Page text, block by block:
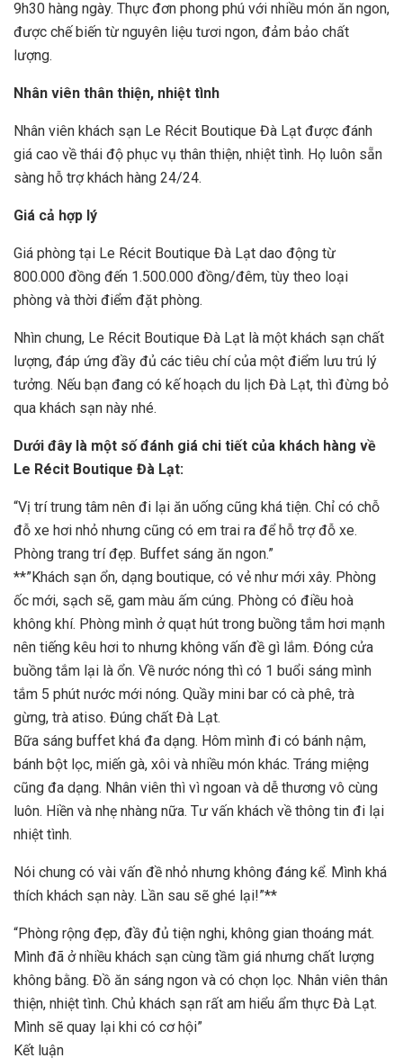
9h30 hàng ngày. Thực đơn phong phú với nhiều món ăn ngon,
được chế biến từ nguyên liệu tươi ngon, đảm bảo chất
lượng.
Nhân viên thân thiện, nhiệt tình
Nhân viên khách sạn Le Récit Boutique Đà Lạt được đánh
giá cao về thái độ phục vụ thân thiện, nhiệt tình. Họ luôn sẵn
sàng hỗ trợ khách hàng 24/24.
Giá cả hợp lý
Giá phòng tại Le Récit Boutique Đà Lạt dao động từ
800.000 đồng đến 1.500.000 đồng/đêm, tùy theo loại
phòng và thời điểm đặt phòng.
Nhìn chung, Le Récit Boutique Đà Lạt là một khách sạn chất
lượng, đáp ứng đầy đủ các tiêu chí của một điểm lưu trú lý
tưởng. Nếu bạn đang có kế hoạch du lịch Đà Lạt, thì đừng bỏ
qua khách sạn này nhé.
Dưới đây là một số đánh giá chi tiết của khách hàng về
Le Récit Boutique Đà Lạt:
“Vị trí trung tâm nên đi lại ăn uống cũng khá tiện. Chỉ có chỗ
đỗ xe hơi nhỏ nhưng cũng có em trai ra để hỗ trợ đỗ xe.
Phòng trang trí đẹp. Buffet sáng ăn ngon.”
**”Khách sạn ổn, dạng boutique, có vẻ như mới xây. Phòng
ốc mới, sạch sẽ, gam màu ấm cúng. Phòng có điều hoà
không khí. Phòng mình ở quạt hút trong buồng tắm hơi mạnh
nên tiếng kêu hơi to nhưng không vấn đề gì lắm. Đóng cửa
buồng tắm lại là ổn. Về nước nóng thì có 1 buổi sáng mình
tắm 5 phút nước mới nóng. Quầy mini bar có cà phê, trà
gừng, trà atiso. Đúng chất Đà Lạt.
Bữa sáng buffet khá đa dạng. Hôm mình đi có bánh nậm,
bánh bột lọc, miến gà, xôi và nhiều món khác. Tráng miệng
cũng đa dạng. Nhân viên thì vì ngoan và dễ thương vô cùng
luôn. Hiền và nhẹ nhàng nữa. Tư vấn khách về thông tin đi lại
nhiệt tình.
Nói chung có vài vấn đề nhỏ nhưng không đáng kể. Mình khá
thích khách sạn này. Lần sau sẽ ghé lại!”**
“Phòng rộng đẹp, đầy đủ tiện nghi, không gian thoáng mát.
Mình đã ở nhiều khách sạn cùng tầm giá nhưng chất lượng
không bằng. Đồ ăn sáng ngon và có chọn lọc. Nhân viên thân
thiện, nhiệt tình. Chủ khách sạn rất am hiểu ẩm thực Đà Lạt.
Mình sẽ quay lại khi có cơ hội”
Kết luận